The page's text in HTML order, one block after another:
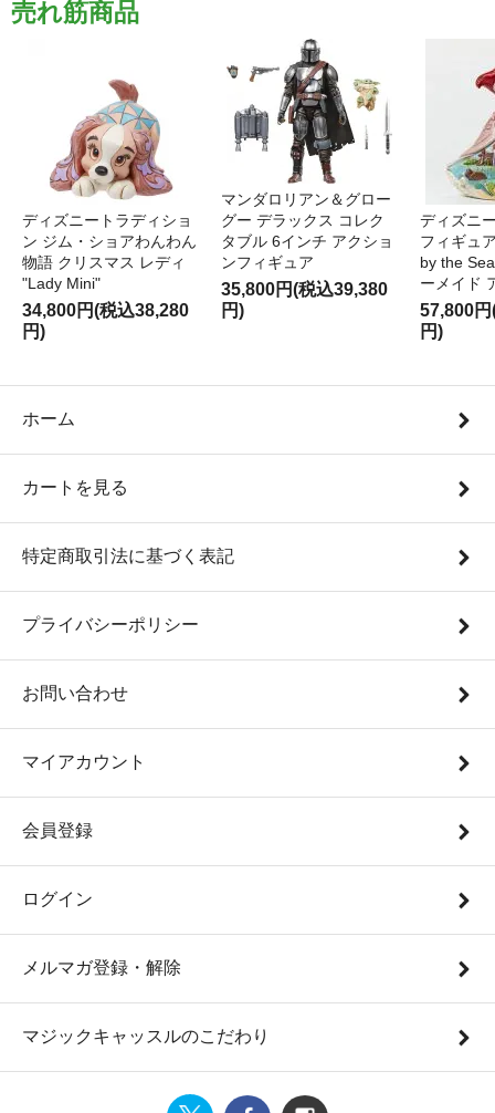
売れ筋商品
ディズニートラディショ
ン ジム・ショアわんわん
物語 クリスマス レディ
"Lady Mini"
34,800円(税込38,280
円)
マンダロリアン＆グロー
グー デラックス コレク
タブル 6インチ アクショ
ンフィギュア
35,800円(税込39,380
円)
ディズニ
フィギュ
by the
ーメイド
57,800
円)
ホーム
カートを見る
特定商取引法に基づく表記
プライバシーポリシー
お問い合わせ
マイアカウント
会員登録
ログイン
メルマガ登録・解除
マジックキャッスルのこだわり